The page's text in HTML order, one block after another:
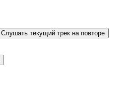
Слушать текущий трек на повторе